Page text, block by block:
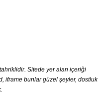
Sitede yer alan içeriği
iframe bunlar güzel şeyler, dostluk